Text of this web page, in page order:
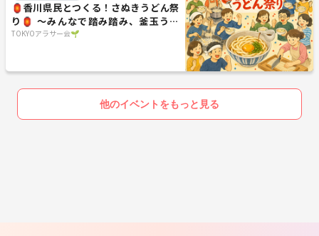
🏮香川県民とつくる！さぬきうどん祭
り🏮 〜みんなで踏み踏み、釜玉うど
ん/ぶっかけうどんを食べよう！〜
TOKYOアラサー会🌱
他のイベントをもっと見る